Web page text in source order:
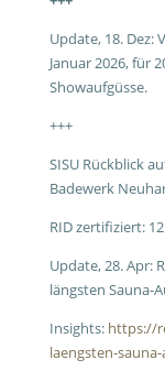
Update, 18. Dez:
Januar 2026, für
Showaufgüsse.
+++
SISU Rückblick
Badewerk
RID zertifiziert:
Update, 28. Apr:
längsten Sauna-
Insights: https://
laengsten-